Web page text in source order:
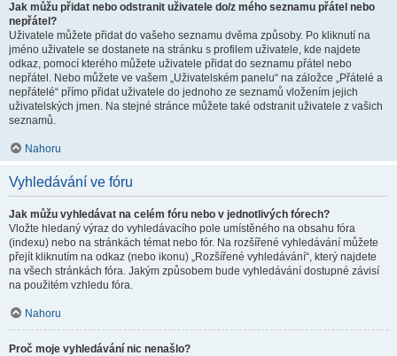
Jak můžu přidat nebo odstranit uživatele do/z mého seznamu přátel nebo
nepřátel?
Uživatele můžete přidat do vašeho seznamu dvěma způsoby. Po kliknutí na
jméno uživatele se dostanete na stránku s profilem uživatele, kde najdete
odkaz, pomocí kterého můžete uživatele přidat do seznamu přátel nebo
nepřátel. Nebo můžete ve vašem „Uživatelském panelu“ na záložce „Přátelé a
nepřátelé“ přímo přidat uživatele do jednoho ze seznamů vložením jejich
uživatelských jmen. Na stejné stránce můžete také odstranit uživatele z vašich
seznamů.
Nahoru
Vyhledávání ve fóru
Jak můžu vyhledávat na celém fóru nebo v jednotlivých fórech?
Vložte hledaný výraz do vyhledávacího pole umístěného na obsahu fóra
(indexu) nebo na stránkách témat nebo fór. Na rozšířené vyhledávání můžete
přejít kliknutím na odkaz (nebo ikonu) „Rozšířené vyhledávání“, který najdete
na všech stránkách fóra. Jakým způsobem bude vyhledávání dostupné závisí
na použitém vzhledu fóra.
Nahoru
Proč moje vyhledávání nic nenašlo?